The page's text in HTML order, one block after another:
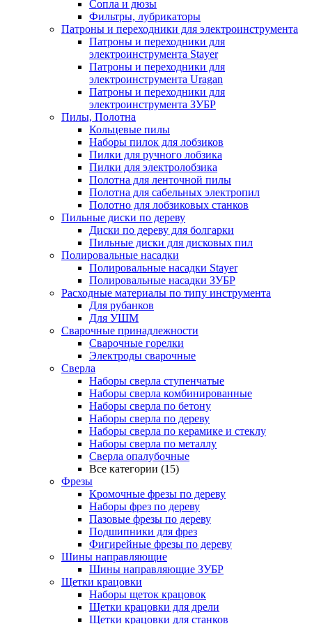
Сопла и дюзы
Фильтры, лубрикаторы
Патроны и переходники для электроинструмента
Патроны и переходники для
электроинструмента Stayer
Патроны и переходники для
электроинструмента Uragan
Патроны и переходники для
электроинструмента ЗУБР
Пилы, Полотна
Кольцевые пилы
Наборы пилок для лобзиков
Пилки для ручного лобзика
Пилки для электролобзика
Полотна для ленточной пилы
Полотна для сабельных электропил
Полотно для лобзиковых станков
Пильные диски по дереву
Диски по дереву для болгарки
Пильные диски для дисковых пил
Полировальные насадки
Полировальные насадки Stayer
Полировальные насадки ЗУБР
Расходные материалы по типу инструмента
Для рубанков
Для УШМ
Сварочные принадлежности
Сварочные горелки
Электроды сварочные
Сверла
Наборы cверла ступенчатые
Наборы сверла комбинированные
Наборы сверла по бетону
Наборы сверла по дереву
Наборы сверла по керамике и стеклу
Наборы сверла по металлу
Сверла опалубочные
Все категории (15)
Фрезы
Кромочные фрезы по дереву
Наборы фрез по дереву
Пазовые фрезы по дереву
Подшипники для фрез
Фигирейные фрезы по дереву
Шины направляющие
Шины направляющие ЗУБР
Щетки крацовки
Наборы щеток крацовок
Щетки крацовки для дрели
Щетки крацовки для станков